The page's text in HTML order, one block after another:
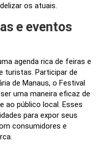
os atuais.
e eventos
agenda rica de feiras e
turistas. Participar de
de Manaus, o Festival
uma maneira eficaz de
ao público local. Esses
para expor seus
consumidores e